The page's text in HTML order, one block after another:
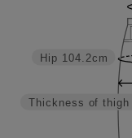
Thickness of thigh
Hip 104.2cm